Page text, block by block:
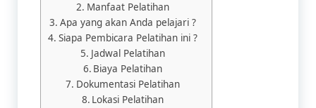
Manfaat Pelatihan​
Apa yang akan Anda pelajari ?
Siapa Pembicara Pelatihan ini ?
Jadwal Pelatihan
Biaya Pelatihan
Dokumentasi Pelatihan
Lokasi Pelatihan